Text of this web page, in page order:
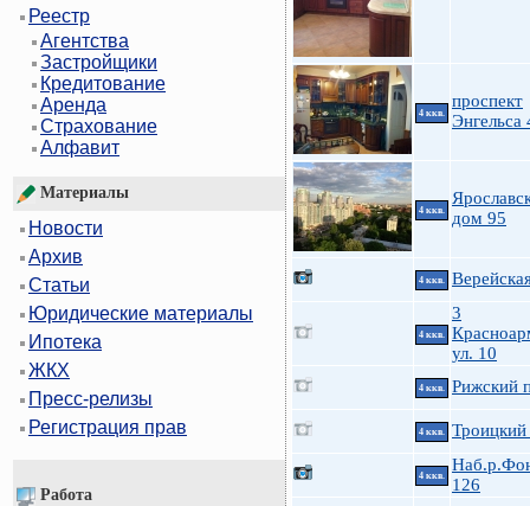
Реестр
Агентства
Застройщики
Кредитование
Аренда
Страхование
Алфавит
Материалы
Новости
Архив
Статьи
Юридические материалы
Ипотека
ЖКХ
Пресс-релизы
Регистрация прав
Работа
4 ккв.
проспект
Энгельса
4 ккв.
дом 95
4 ккв.
4 ккв.
3
ул. 10
4 ккв. Рижский
4 ккв.
4 ккв.
126